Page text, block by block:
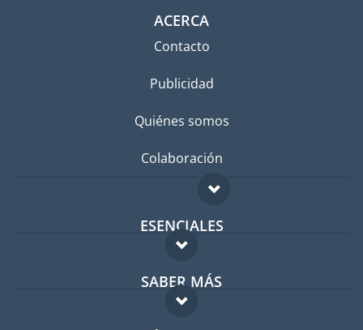
ACERCA
Contacto
Publicidad
Quiénes somos
Colaboración
ESENCIALES
Foro para expatriados
Guía para expatriados
Trabajos en el extranjero
SABER MÁS
FAQ